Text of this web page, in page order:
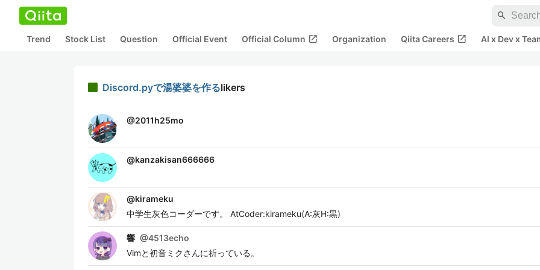
search
Trend Stock List Question Official Event Official Column open_in_new Organization Qiita Careers open_in_new AI x Dev x
Discord.pyで湯婆婆を作るlikers
@2011h25mo
@kanzakisan666666
@kirameku
中学生灰色コーダーです。 AtCoder:kirameku(A:灰H:黒)
響 @4513echo
Vimと初音ミクさんに祈っている。